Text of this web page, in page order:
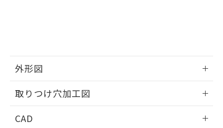
外形図
取りつけ穴加工図
CAD
の共同利用に関して"
の「1.共同利
るもので、過去に遡って非含有を証明する
ものではありません。
また、RoHS指令のフタル酸エステル類４